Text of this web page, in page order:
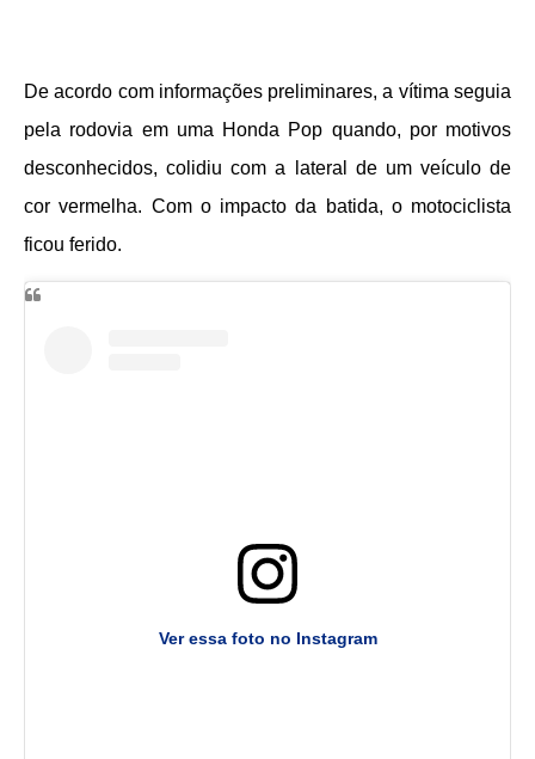
De acordo com informações preliminares, a vítima seguia
pela rodovia em uma Honda Pop quando, por motivos
desconhecidos, colidiu com a lateral de um veículo de
cor vermelha. Com o impacto da batida, o motociclista
ficou ferido.
Ver essa foto no Instagram